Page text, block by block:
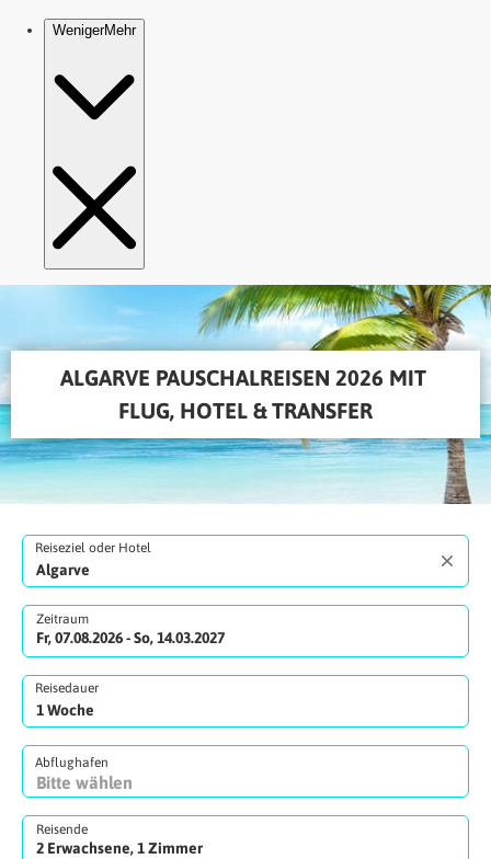
ALGARVE PAUSCHALREISEN 2026 MIT
FLUG, HOTEL & TRANSFER
Reiseziel oder Hotel
Zeitraum
Fr, 07.08.2026 - So, 14.03.2027
Reisedauer
Abflughafen
Reisende
2 Erwachsene, 1 Zimmer